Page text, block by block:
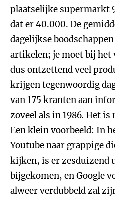
plaatselijke supermarkt
dat er 40.000. De
dagelijkse
artikelen; je moet bij het
dus ontzettend veel
krijgen tegenwoordig
van 175 kranten aan
zoveel als in 1986. Het
Een klein voorbeeld: In
Youtube naar grappige
kijken, is er zesduizend
bijgekomen, en Google
alweer verdubbeld zal